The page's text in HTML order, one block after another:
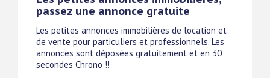
passez une annonce gratuite
Les petites annonces immobilières de location et
de vente pour particuliers et professionnels. Les
annonces sont déposées gratuitement et en 30
secondes Chrono !!